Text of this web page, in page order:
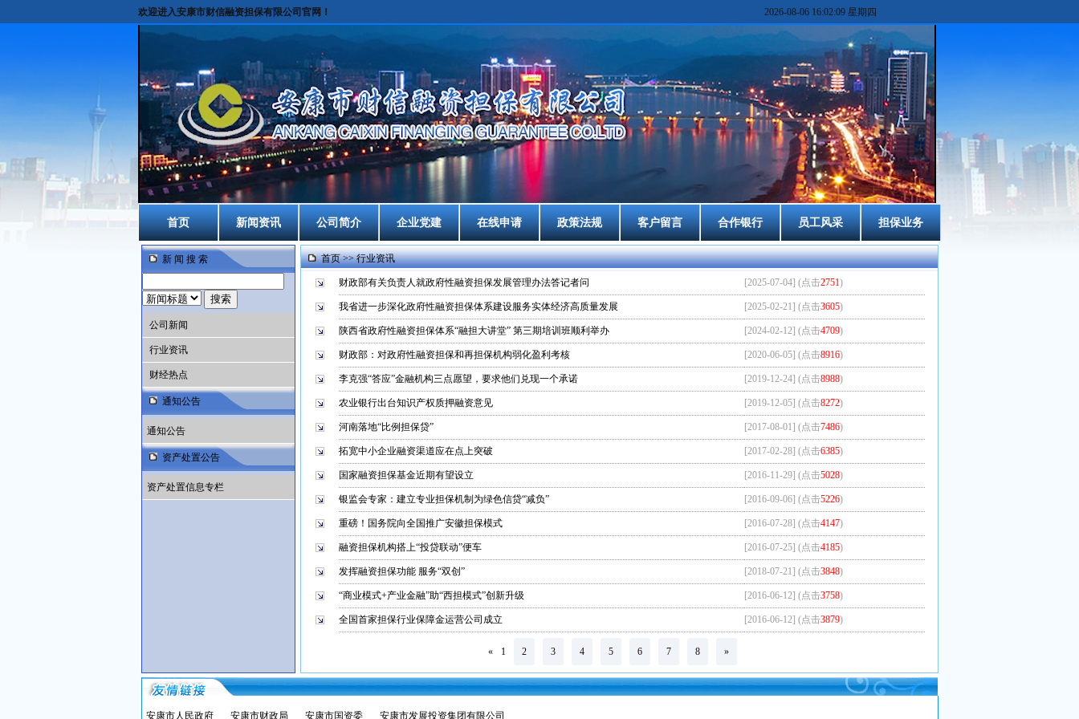
欢迎进入安康市财信融资担保有限公司官网！ 2026-08-06 16:02:09 星期四
首页 新闻资讯 公司简介 企业党建 在线申请 政策法规 客户留言 合作银行 员工风采 担保业务
新 闻 搜 索
公司新闻
行业资讯
财经热点
通知公告
通知公告
资产处置公告
资产处置信息专栏
首页>>行业资讯
财政部有关负责人就政府性融资担保发展管理办法答记者问 [2025-07-04] (点击2751)
我省进一步深化政府性融资担保体系建设服务实体经济高质量发展 [2025-02-21] (点击3605)
陕西省政府性融资担保体系“融担大讲堂” 第三期培训班顺利举办 [2024-02-12] (点击4709)
财政部：对政府性融资担保和再担保机构弱化盈利考核 [2020-06-05] (点击8916)
李克强“答应”金融机构三点愿望，要求他们兑现一个承诺 [2019-12-24] (点击8988)
农业银行出台知识产权质押融资意见 [2019-12-05] (点击8272)
河南落地“比例担保贷” [2017-08-01] (点击7486)
拓宽中小企业融资渠道应在点上突破 [2017-02-28] (点击6385)
国家融资担保基金近期有望设立 [2016-11-29] (点击5028)
银监会专家：建立专业担保机制为绿色信贷“减负” [2016-09-06] (点击5226)
重磅！国务院向全国推广安徽担保模式 [2016-07-28] (点击4147)
融资担保机构搭上“投贷联动”便车 [2016-07-25] (点击4185)
发挥融资担保功能 服务“双创” [2018-07-21] (点击3848)
“商业模式+产业金融”助“西担模式”创新升级 [2016-06-12] (点击3758)
全国首家担保行业保障金运营公司成立 [2016-06-12] (点击3879)
« 1 2 3 4 5 6 7 8 »
安康市人民政府 安康市财政局 安康市国资委 安康市发展投资集团有限公司